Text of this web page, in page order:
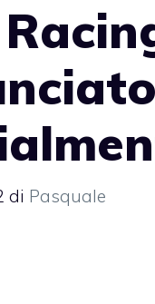
di Pasquale